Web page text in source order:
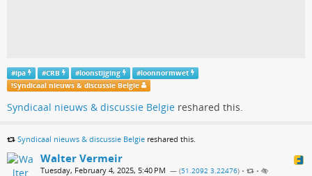
#ipa #CRB #loonstijging #loonnormwet
!Syndicaal nieuws & discussie Belgie
Syndicaal nieuws & discussie Belgie reshared this.
Syndicaal nieuws & discussie Belgie reshared this.
Walter Vermeir
Tuesday, February 4, 2025, 5:40 PM — (51.2092 3.22476) • •